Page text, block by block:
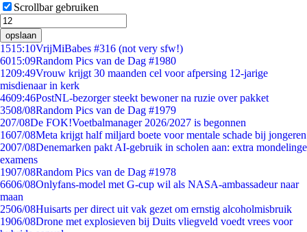
Scrollbar gebruiken
opslaan
1515:10VrijMiBabes #316 (not very sfw!)
6015:09Random Pics van de Dag #1980
1209:49Vrouw krijgt 30 maanden cel voor afpersing 12-jarige
misdienaar in kerk
4609:46PostNL-bezorger steekt bewoner na ruzie over pakket
3508/08Random Pics van de Dag #1979
207/08De FOK!Voetbalmanager 2026/2027 is begonnen
1607/08Meta krijgt half miljard boete voor mentale schade bij jongeren
2007/08Denemarken pakt AI-gebruik in scholen aan: extra mondelinge
examens
1907/08Random Pics van de Dag #1978
6606/08Onlyfans-model met G-cup wil als NASA-ambassadeur naar
maan
2506/08Huisarts per direct uit vak gezet om ernstig alcoholmisbruik
1906/08Drone met explosieven bij Duits vliegveld voedt vrees voor